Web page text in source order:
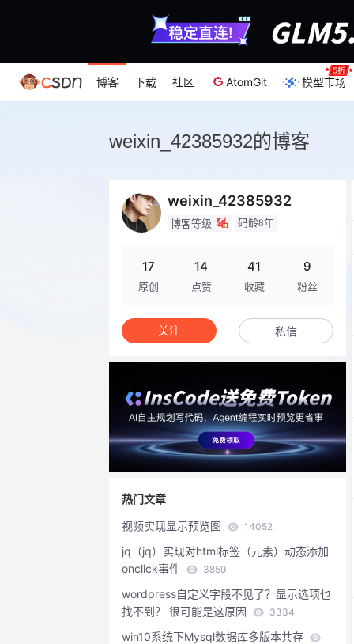
博客 下载 社区 AtomGit 模型市场
weixin_42385932的博客
weixin_42385932
博客等级 码龄8年
17
原创
14
点赞
41
收藏
9
粉丝
关注 私信
热门文章
视频实现显示预览图 14052
jq（jq）实现对html标签（元素）动态添加
onclick事件
3859
wordpress自定义字段不见了？显示选项也
找不到？ 很可能是这原因
3334
win10系统下Mysql数据库多版本共存